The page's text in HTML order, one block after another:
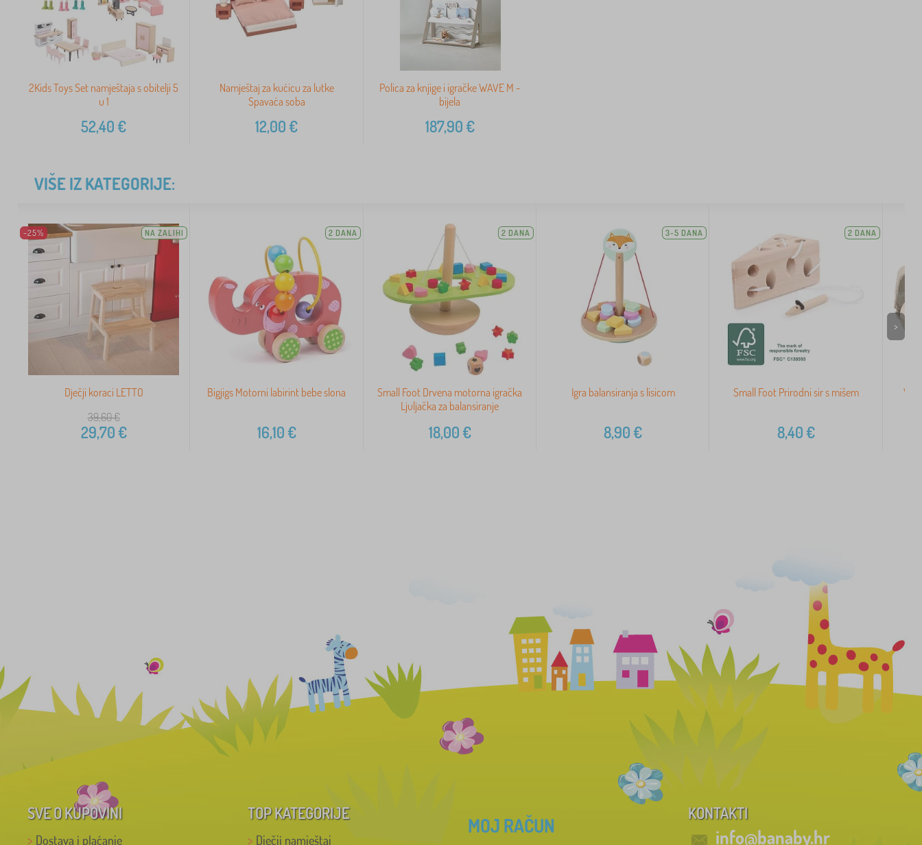
2Kids Toys Set namještaja s obitelji 5
u 1
52,40€
Namještaj za kućicu za lutke
Spavaća soba
12,00€
Polica za knjige i igračke WAVE M -
bijela
187,90€
VIŠE IZ KATEGORIJE:
-25% NA ZALIHI
Dječji koraci LETTO
39,60€
29,70€
2 DANA
Bigjigs Motorni labirint bebe slona
16,10€
2 DANA
Small Foot Drvena motorna igračka
Ljuljačka za balansiranje
18,00€
3-5 DANA
Igra balansiranja s lisicom
8,90€
2 DANA
Small Foot Prirodni sir s mišem
8,40€
>
SVE O KUPOVINI
Dostava i plaćanje
TOP KATEGORIJE
Dječji namještaj
MOJ RAČUN
KONTAKTI
info@banaby.hr